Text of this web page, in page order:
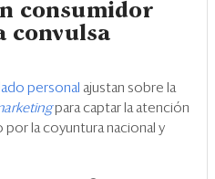
consumidor
convulsa
personal ajustan sobre la
para captar la atención
la coyuntura nacional y